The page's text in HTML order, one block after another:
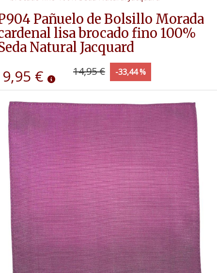
Pañuelo de Bolsillo Morada
lisa brocado fino 100%
Natural Jacquard
9,95 € 14,95 € -33,44 %